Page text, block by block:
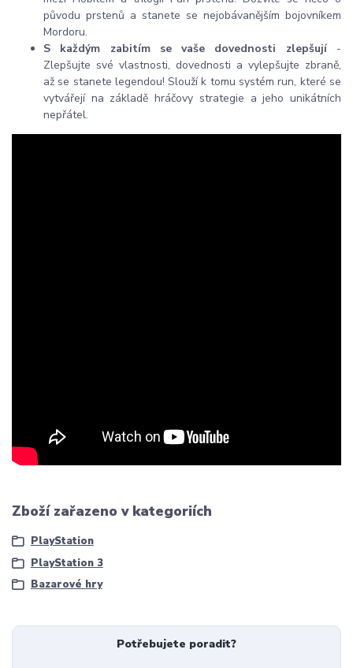
původu prstenů a stanete se nejobávanějším bojovníkem
Mordoru.
S každým zabitím se vaše dovednosti zlepšují-
Zlepšujte své vlastnosti, dovednosti a vylepšujte zbraně,
až se stanete legendou! Slouží k tomu systém run, které se
vytvářejí na základě hráčovy strategie a jeho unikátních
nepřátel.
Zboží zařazeno v kategoriích
PlayStation
PlayStation 3
Bazarové hry
Potřebujete poradit?